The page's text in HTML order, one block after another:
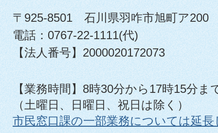
〒925-8501 石川県羽咋市旭町ア200
電話：0767-22-1111(代)
【法人番号】2000020172073
【業務時間】8時30分から17時15分ま
（土曜日、日曜日、祝日は除く）
市民窓口課の一部業務については延